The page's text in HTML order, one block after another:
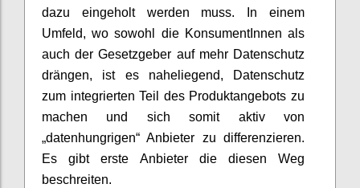
dazu eingeholt werden muss. In einem
Umfeld, wo sowohl die KonsumentInnen als
auch der Gesetzgeber auf mehr Datenschutz
drängen, ist es naheliegend, Datenschutz
zum integrierten Teil des Produktangebots zu
machen und sich somit aktiv von
„datenhungrigen“ Anbieter zu differenzieren.
Es gibt erste Anbieter die diesen Weg
beschreiten.